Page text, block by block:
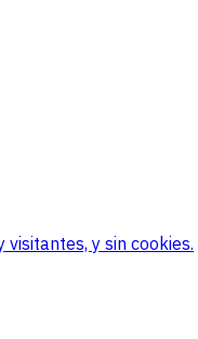
y sin cookies.